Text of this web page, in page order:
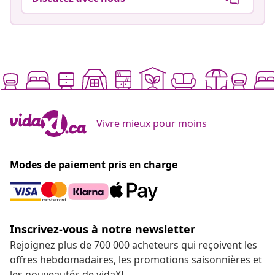
Vivre mieux pour moins
Modes de paiement pris en charge
Inscrivez-vous à notre newsletter
Rejoignez plus de 700 000 acheteurs qui reçoivent les
offres hebdomadaires, les promotions saisonnières et